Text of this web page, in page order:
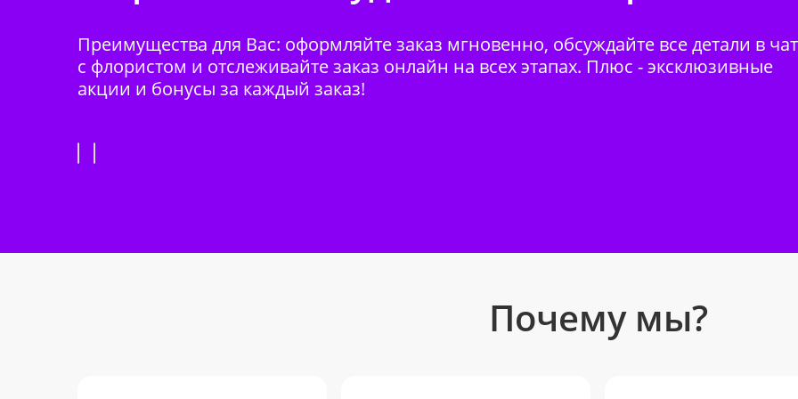
Преимущества для Вас: оформляйте заказ мгновенно, обсуждайте все детали в
с флористом и отслеживайте заказ онлайн на всех этапах. Плюс - эксклюзивные
акции и бонусы за каждый заказ!
Почему мы?